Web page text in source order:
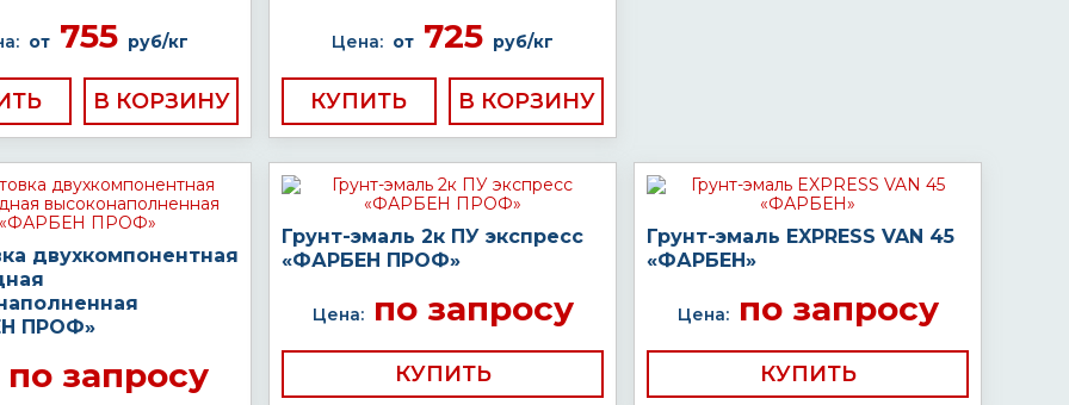
от755 руб/кг Цена: от 725 руб/кг
КУПИТЬ
двухкомпонентная
ПРОФ»
запросу
Грунт-эмаль 2к ПУ экспресс
«ФАРБЕН ПРОФ»
Цена:по запросу
КУПИТЬ
Грунт-эмаль EXPRESS VAN 45
«ФАРБЕН»
Цена:по запросу
КУПИТЬ